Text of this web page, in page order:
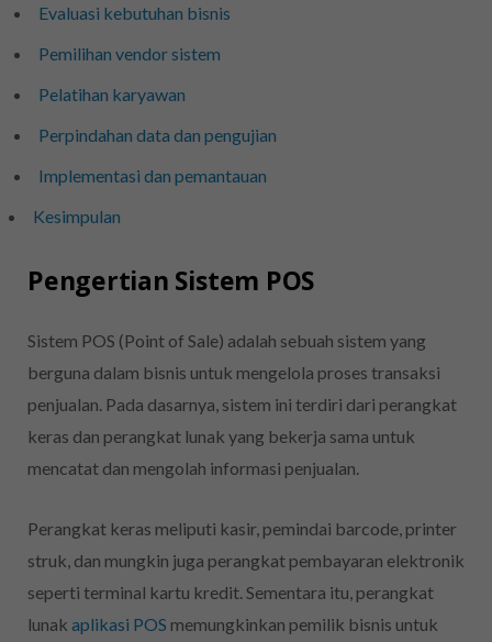
Evaluasi kebutuhan bisnis
Pemilihan vendor sistem
Pelatihan karyawan
Perpindahan data dan pengujian
Implementasi dan pemantauan
Kesimpulan
Pengertian Sistem POS
Sistem POS (Point of Sale) adalah sebuah sistem yang
berguna dalam bisnis untuk mengelola proses transaksi
penjualan. Pada dasarnya, sistem ini terdiri dari perangkat
keras dan perangkat lunak yang bekerja sama untuk
mencatat dan mengolah informasi penjualan.
Perangkat keras meliputi kasir, pemindai barcode, printer
struk, dan mungkin juga perangkat pembayaran elektronik
seperti terminal kartu kredit. Sementara itu, perangkat
lunak aplikasi POS memungkinkan pemilik bisnis untuk